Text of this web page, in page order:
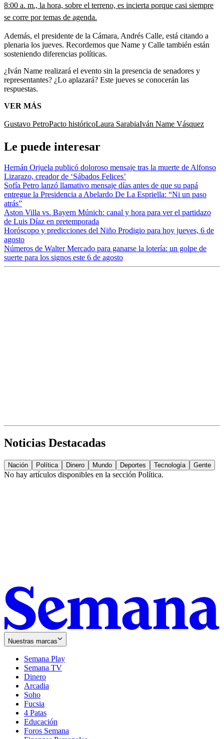
8:00 a. m., la hora, sobre el terreno, es incierta porque casi siempre
se corre por temas de agenda.
Además, el presidente de la Cámara, Andrés Calle, está citando a
plenaria los jueves. Recordemos que Name y Calle también están
sosteniendo diferencias políticas.
¿Iván Name realizará el evento sin la presencia de senadores y
representantes? ¿Lo aplazará? Este jueves se conocerán las
respuestas.
VER MÁS
Gustavo PetroPacto históricoLaura SarabiaIván Name Vásquez
Le puede interesar
Hernán Orjuela publicó doloroso mensaje tras la muerte de Alfonso
Lizarazo, creador de ‘Sábados Felices’
Sofía Petro lanzó llamativo mensaje días antes de que su papá
entregue la Presidencia a Abelardo De La Espriella: “Ni un paso
atrás”
Aston Villa vs. Bayern Múnich: canal y hora para ver el partidazo
de Luis Díaz en pretemporada
Horóscopo y predicciones del Niño Prodigio para hoy jueves, 6 de
agosto
Números de Walter Mercado para ganarse la lotería: un golpe de
suerte para los signos este 6 de agosto
Noticias Destacadas
Nación Política Dinero Mundo Deportes Tecnología Gente
No hay artículos disponibles en la sección Política.
Nuestras marcas
Semana Play
Semana TV
Dinero
Arcadia
Soho
in
new
window
Fucsia
in
new
window
4 Patas
Educación
Foros Semana